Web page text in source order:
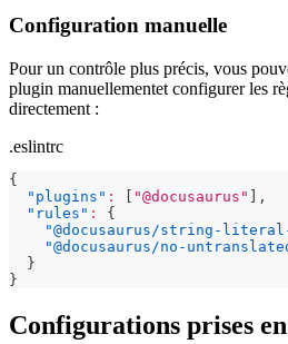
Configuration manuelle
Pour un contrôle plus précis, vous
plugin manuellementet configurer les
directement :
.eslintrc
{
"plugins" : "@docusaurus"
,
"rules" :
{
"@docusaurus/string-literal-
"@docusaurus/no-
}
}
Configurations prises